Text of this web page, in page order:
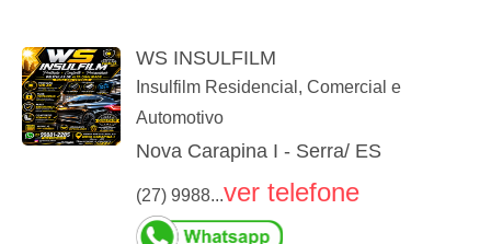
WS INSULFILM
Insulfilm Residencial, Comercial e
Automotivo
Nova Carapina I - Serra/ ES
(27) 9988...ver telefone